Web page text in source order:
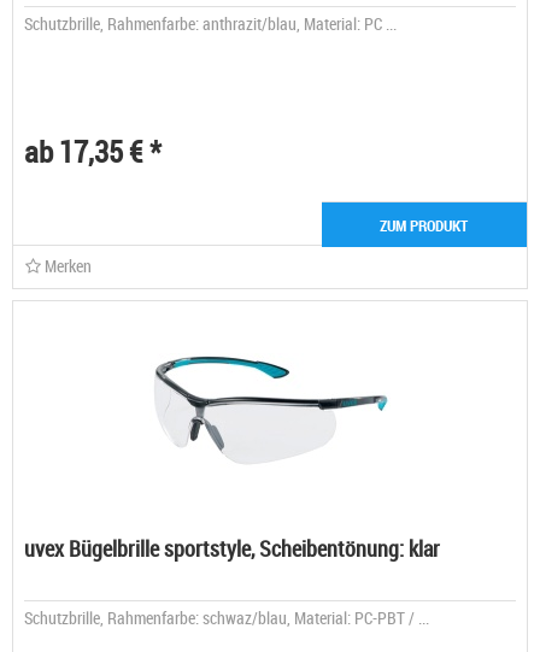
Schutzbrille, Rahmenfarbe: anthrazit/blau, Material: PC ...
ab 17,35 € *
ZUM PRODUKT
Merken
uvex Bügelbrille sportstyle, Scheibentönung: klar
Schutzbrille, Rahmenfarbe: schwaz/blau, Material: PC-PBT / ...